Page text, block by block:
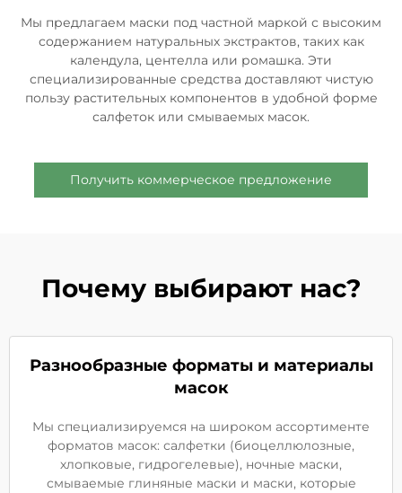
Мы предлагаем маски под частной маркой с высоким
содержанием натуральных экстрактов, таких как
календула, центелла или ромашка. Эти
специализированные средства доставляют чистую
пользу растительных компонентов в удобной форме
салфеток или смываемых масок.
Получить коммерческое предложение
Почему выбирают нас?
Разнообразные форматы и материалы
масок
Мы специализируемся на широком ассортименте
форматов масок: салфетки (биоцеллюлозные,
хлопковые, гидрогелевые), ночные маски,
смываемые глиняные маски и маски, которые